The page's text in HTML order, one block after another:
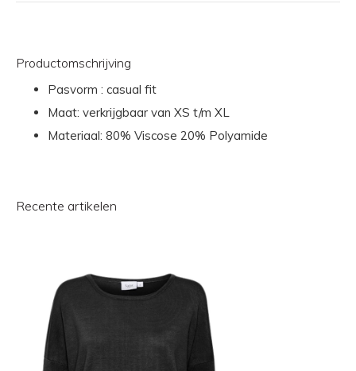
Productomschrijving
Pasvorm : casual fit
Maat: verkrijgbaar van XS t/m XL
Materiaal: 80% Viscose 20% Polyamide
Recente artikelen